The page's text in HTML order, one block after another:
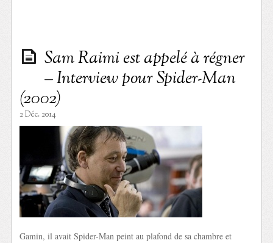
Sam Raimi est appelé à régner
– Interview pour Spider-Man
(2002)
2 Déc. 2014
Gamin, il avait Spider-Man peint au plafond de sa chambre et